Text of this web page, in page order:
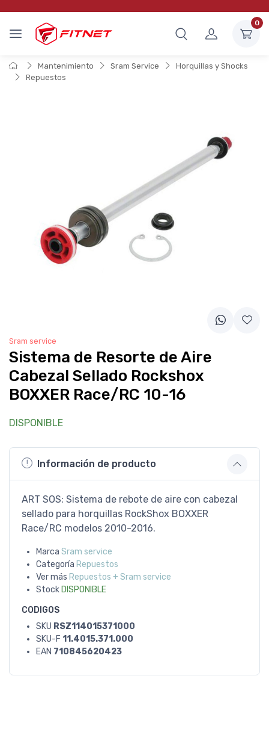
0
Mantenimiento Sram Service
Horquillas y Shocks
Repuestos
Sram service
Sistema de Resorte de Aire
Cabezal Sellado Rockshox
BOXXER Race/RC 10-16
DISPONIBLE
Información de producto
ART SOS: Sistema de rebote de aire con cabezal
sellado para horquillas RockShox BOXXER
Race/RC modelos 2010-2016.
Marca Sram service
Categoría Repuestos
Ver más Repuestos + Sram service
Stock DISPONIBLE
CODIGOS
SKU RSZ114015371000
SKU-F 11.4015.371.000
EAN 710845620423